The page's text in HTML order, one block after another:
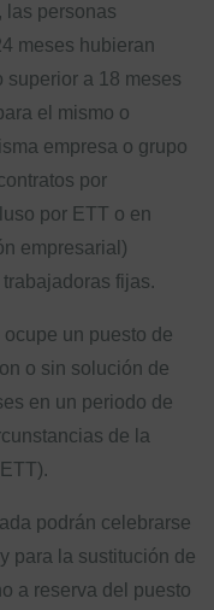
las personas
meses hubieran
superior a 18 meses
el mismo o
empresa o grupo
por
por ETT o en
empresarial)
fijas.
un puesto de
o sin solución de
en un periodo de
de la
podrán celebrarse
para la sustitución de
a reserva del puesto